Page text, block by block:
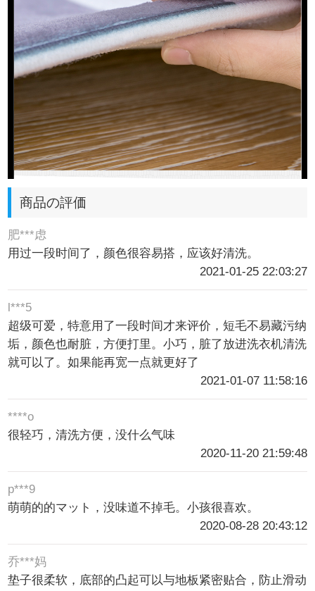
商品の評価
肥***虑
用过一段时间了，颜色很容易搭，应该好清洗。
2021-01-25 22:03:27
l***5
超级可爱，特意用了一段时间才来评价，短毛不易藏污纳
垢，颜色也耐脏，方便打里。小巧，脏了放进洗衣机清洗
就可以了。如果能再宽一点就更好了
2021-01-07 11:58:16
****o
很轻巧，清洗方便，没什么气味
2020-11-20 21:59:48
p***9
萌萌的的マット，没味道不掉毛。小孩很喜欢。
2020-08-28 20:43:12
乔***妈
垫子很柔软，底部的凸起可以与地板紧密贴合，防止滑动